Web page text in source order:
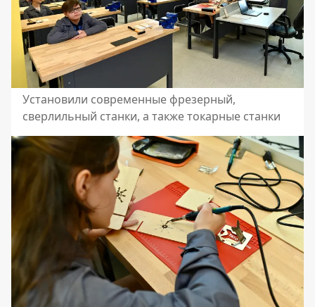
Установили современные фрезерный,
сверлильный станки, а также токарные станки